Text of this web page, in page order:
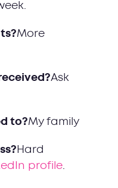
More
Ask
to?My family
Hard
profile